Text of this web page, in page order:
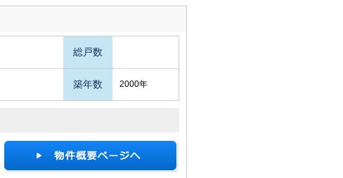
総戸数
築年数 2000年